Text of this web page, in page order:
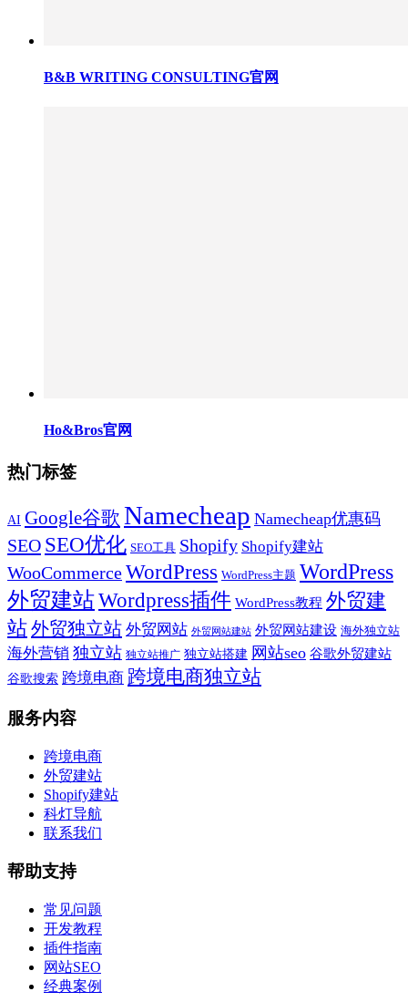
B&B WRITING CONSULTING官网
Ho&Bros官网
热门标签
AI Google谷歌 Namecheap Namecheap优惠码
SEO SEO优化 SEO工具 Shopify Shopify建站
WooCommerceWordPress WordPress主题 WordPress
外贸建站Wordpress插件 WordPress教程 外贸建
站外贸独立站 外贸网站 外贸网站建站 外贸网站建设 海外独立站
海外营销 独立站 独立站推广 独立站搭建 网站seo 谷歌外贸建站
谷歌搜索 跨境电商 跨境电商独立站
服务内容
跨境电商
外贸建站
Shopify建站
科灯导航
联系我们
帮助支持
常见问题
开发教程
插件指南
网站SEO
经典案例